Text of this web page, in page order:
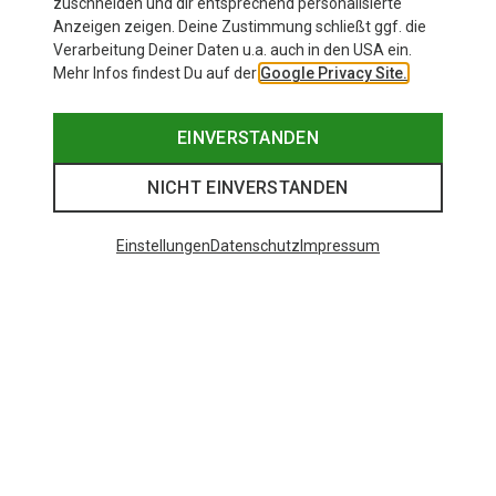
Anzeigen zeigen. Deine Zustimmung schließt ggf. die
Verarbeitung Deiner Daten u.a. auch in den USA ein.
Mehr Infos findest Du auf der Google Privacy Site.
EINVERSTANDEN
NICHT EINVERSTANDEN
EinstellungenDatenschutz Impressum